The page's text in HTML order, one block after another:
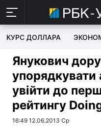
КУРС ДОЛЛАРА
Янукович
упорядкувати
увійти до
рейтингу
16:49 12.06.2013 Ср